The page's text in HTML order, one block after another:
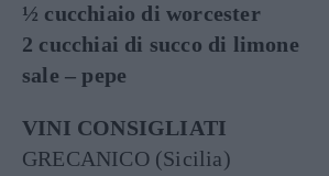
½ cucchiaio di worcester
2 cucchiai di succo di limone
sale – pepe
VINI CONSIGLIATI
GRECANICO (Sicilia)